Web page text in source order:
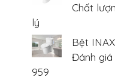
Chất
lý
Bệt
Đánh giá
959